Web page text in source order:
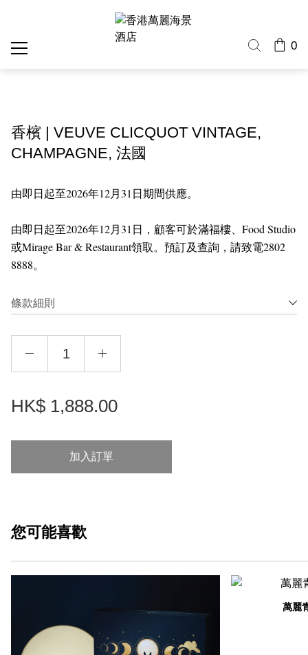
0
香檳 | VEUVE CLICQUOT VINTAGE,
CHAMPAGNE, 法國
由即日起至2026年12月31日期間供應。
由即日起至2026年12月31日，顧客可於滿福樓、Food Studio
或Mirage Bar & Restaurant領取。預訂及查詢，請致電2802
8888。
條款細則
HK$ 1,888.00
加入訂單
您可能喜歡
萬麗